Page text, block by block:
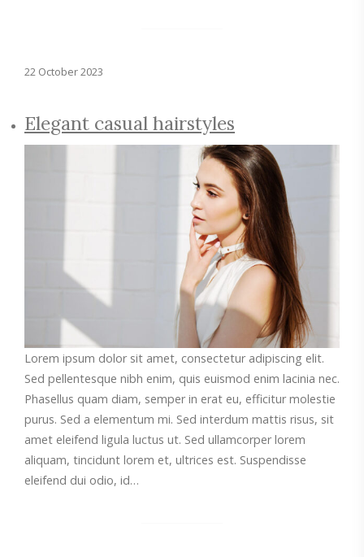
22 October 2023
Elegant casual hairstyles
Lorem ipsum dolor sit amet, consectetur adipiscing elit.
Sed pellentesque nibh enim, quis euismod enim lacinia nec.
Phasellus quam diam, semper in erat eu, efficitur molestie
purus. Sed a elementum mi. Sed interdum mattis risus, sit
amet eleifend ligula luctus ut. Sed ullamcorper lorem
aliquam, tincidunt lorem et, ultrices est. Suspendisse
eleifend dui odio, id…